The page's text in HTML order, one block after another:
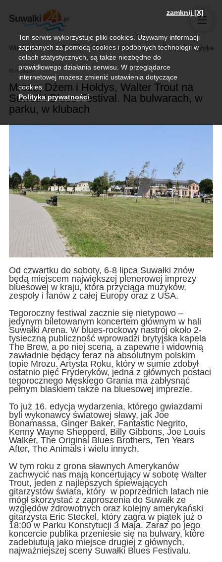
Wiadomości Sport Biznes, rolnictwo Kultura i rozrywka
05.07.2023
Mrozu, Dżem i Hołdys, Walter Trout na
Suwałki Blues Festival. Na bulwarach, w
parku, w klubach
Od czwartku do soboty, 6-8 lipca Suwałki znów
będą miejscem największej plenerowej imprezy
bluesowej w kraju, która przyciąga muzyków,
zespoły i fanów z całej Europy oraz z USA.
Tegoroczny festiwal zacznie się nietypowo –
jedynym biletowanym koncertem głównym w hali
Suwałki Arena. W blues-rockowy nastrój około 2-
tysieczną publiczność wprowadzi brytyjska kapela
The Brew, a po niej sceną, a zapewne i widownią
zawładnie będący teraz na absolutnym polskim
topie Mrozu. Artysta Roku, który w sumie zdobył
ostatnio pięć Fryderyków, jedna z głównych postaci
tegorocznego Męskiego Grania ma zabłysnąć
pełnym blaskiem także na bluesowej imprezie.
To już 16. edycja wydarzenia, którego gwiazdami
byli wykonawcy światowej sławy, jak Joe
Bonamassa, Ginger Baker, Fantastic Negrito,
Kenny Wayne Shepperd, Billy Gibbons, Joe Louis
Walker, The Original Blues Brothers, Ten Years
After, The Animals i wielu innych.
W tym roku z grona sławnych Amerykanów
zachwycić nas mają koncertujący w sobotę Walter
Trout, jeden z najlepszych śpiewających
gitarzystów świata, który w poprzednich latach nie
mógł skorzystać z zaproszenia do Suwałk ze
względów zdrowotnych oraz kolejny amerykański
gitarzysta Eric Steckel, który zagra w piątek już o
18:00 w Parku Konstytucji 3 Maja. Zaraz po jego
koncercie publika przeniesie się na bulwary, które
zadebiutują jako miejsce drugiej z głównych,
najważniejszej sceny Suwałki Blues Festivalu.
zamknij [X]
Ten serwis wykorzystuje pliki cookies. Używamy informacji
zapisanych za pomocą cookies i podobnych technologii w
celach statystycznych, są także niezbędne do
prawidłowego działania serwisu. W przeglądarce
internetowej możesz zmienić ustawienia dotyczące
cookies.
Polityka prywatności.